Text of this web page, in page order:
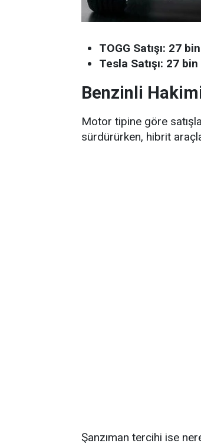
TOGG Satışı: 27
Tesla Satışı: 27
Benzinli
Motor tipine göre
sürdürürken, hibrit
Şanzıman tercihi ise